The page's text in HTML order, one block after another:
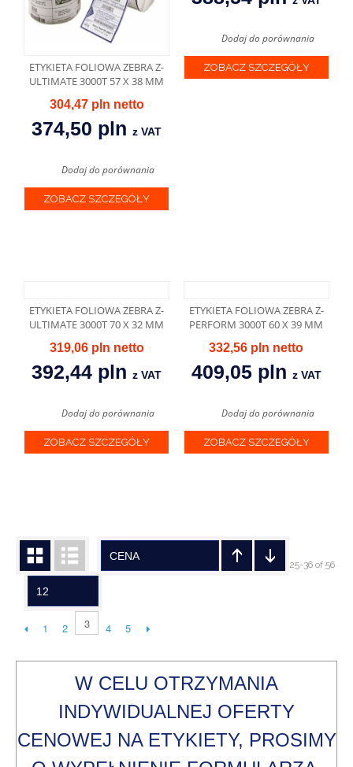
ETYKIETA FOLIOWA ZEBRA Z-
ULTIMATE 3000T 57 X 38 MM
304,47 pln
374,50 plnz VAT
Dodaj do porównania
ZOBACZ SZCZEGÓŁY
Dodaj do porównania
ZOBACZ SZCZEGÓŁY
ETYKIETA FOLIOWA ZEBRA Z-
ULTIMATE 3000T 70 X 32 MM
319,06 pln
392,44 plnz VAT
Dodaj do porównania
ZOBACZ SZCZEGÓŁY
ETYKIETA FOLIOWA ZEBRA Z-
PERFORM 3000T 60 X 39 MM
332,56 pln
409,05 pln z VAT
Dodaj do porównania
ZOBACZ SZCZEGÓŁY
CENA
12
1 2 3 4 5
25-36 of 56
W CELU OTRZYMANIA
INDYWIDUALNEJ OFERTY
CENOWEJ NA ETYKIETY, PROSIMY